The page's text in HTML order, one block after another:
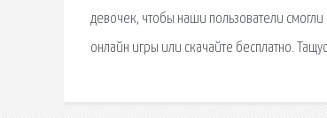
девочек, чтобы наши пользователи
онлайн игры или скачайте бесплатно.